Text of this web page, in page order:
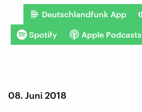
Deutschlandfunk App
Spotify Apple Podcasts
08. Juni 2018